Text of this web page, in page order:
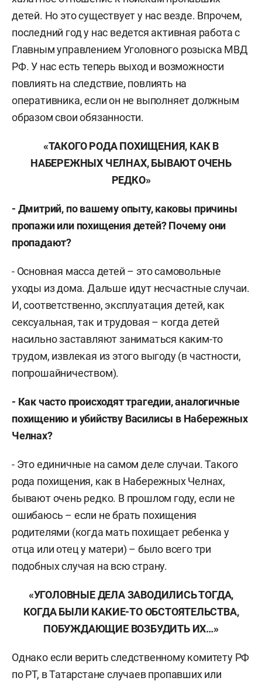
детей. Но это существует у нас везде. Впрочем,
последний год у нас ведется активная работа с
Главным управлением Уголовного розыска МВД
РФ. У нас есть теперь выход и возможности
повлиять на следствие, повлиять на
оперативника, если он не выполняет должным
образом свои обязанности.
«ТАКОГО РОДА ПОХИЩЕНИЯ, КАК В
НАБЕРЕЖНЫХ ЧЕЛНАХ, БЫВАЮТ ОЧЕНЬ
РЕДКО»
- Дмитрий, по вашему опыту, каковы причины
пропажи или похищения детей? Почему они
пропадают?
- Основная масса детей – это самовольные
уходы из дома. Дальше идут несчастные случаи.
И, соответственно, эксплуатация детей, как
сексуальная, так и трудовая – когда детей
насильно заставляют заниматься каким-то
трудом, извлекая из этого выгоду (в частности,
попрошайничеством).
- Как часто происходят трагедии, аналогичные
похищению и убийству Василисы в Набережных
Челнах?
- Это единичные на самом деле случаи. Такого
рода похищения, как в Набережных Челнах,
бывают очень редко. В прошлом году, если не
ошибаюсь – если не брать похищения
родителями (когда мать похищает ребенка у
отца или отец у матери) – было всего три
подобных случая на всю страну.
«УГОЛОВНЫЕ ДЕЛА ЗАВОДИЛИСЬ ТОГДА,
КОГДА БЫЛИ КАКИЕ-ТО ОБСТОЯТЕЛЬСТВА,
ПОБУЖДАЮЩИЕ ВОЗБУДИТЬ ИХ…»
Однако если верить следственному комитету РФ
по РТ, в Татарстане случаев пропавших или